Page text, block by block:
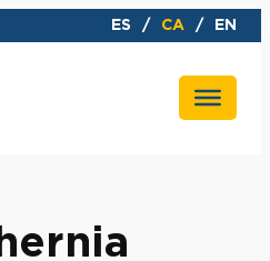
ES CA EN
hernia